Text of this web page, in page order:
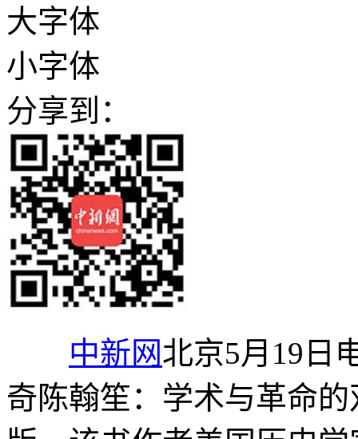
大字体
小字体
分享到：
中新网北京5月19日
奇陈翰笙：学术与革命